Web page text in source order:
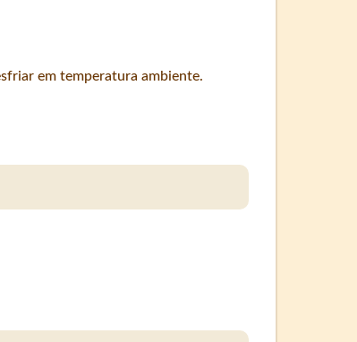
em temperatura ambiente.